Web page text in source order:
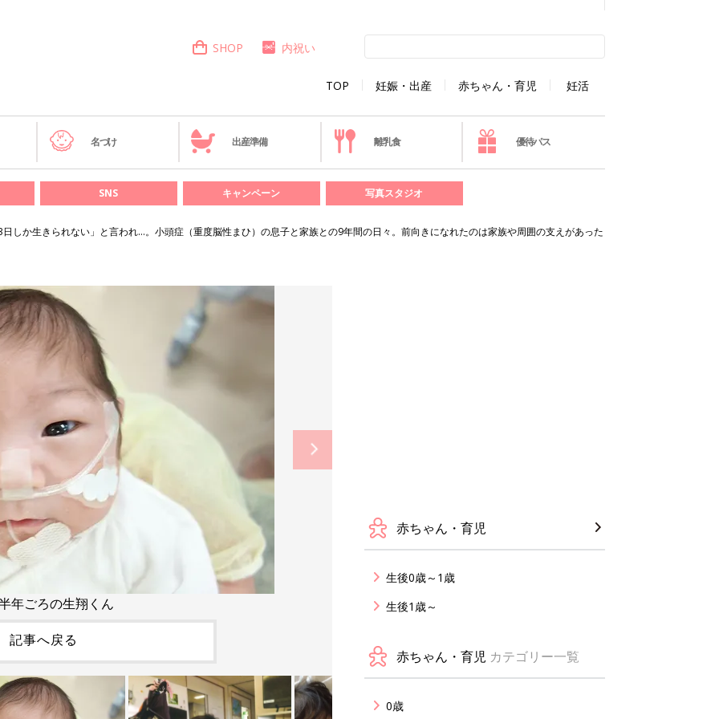
TOP 妊娠・出産 赤ちゃん・育児 妊活
SHOP 内祝い
名づけ 出産準備 離乳食 優待パス
SNS キャンペーン 写真スタジオ
しか生きられない」と言われ…。小頭症（重度脳性まひ）の息子と家族との9年間の日々。前向きになれたのは家族や周囲の支えがあった
年ごろの生翔くん
記事へ戻る
赤ちゃん・育児
生後0歳～1歳
生後1歳～
赤ちゃん・育児 カテゴリー一覧
0歳